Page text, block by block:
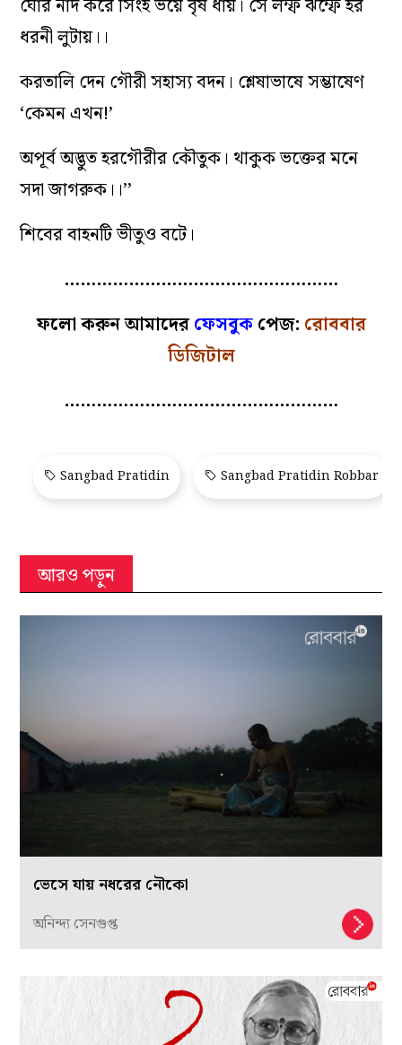
ঘোর নাদ করে সিংহ ভয়ে বৃষ ধায়। সে লম্ফ ঝম্ফে হর
ধরনী লুটায়।।
করতালি দেন গৌরী সহাস্য বদন। শ্লেষাভাষে সম্ভাষেণ
‘কেমন এখন!’
অপূর্ব অদ্ভুত হরগৌরীর কৌতুক। থাকুক ভক্তের মনে
সদা জাগরুক।।’’
শিবের বাহনটি ভীতুও বটে।
……………………………………………
ফলো করুন আমাদেরফেসবুকপেজ: রোববার
ডিজিটাল
……………………………………………
Sangbad Pratidin Sangbad Pratidin Robbar
আরও পড়ুন
ভেসে যায় নধরের নৌকো
অনিন্দ্য সেনগুপ্ত